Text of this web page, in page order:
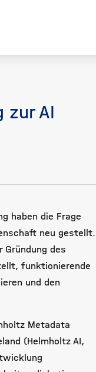
zur AI
haben die Frage
neu gestellt.
Gründung des
funktionierende
und den
Metadata
(Helmholtz AI,